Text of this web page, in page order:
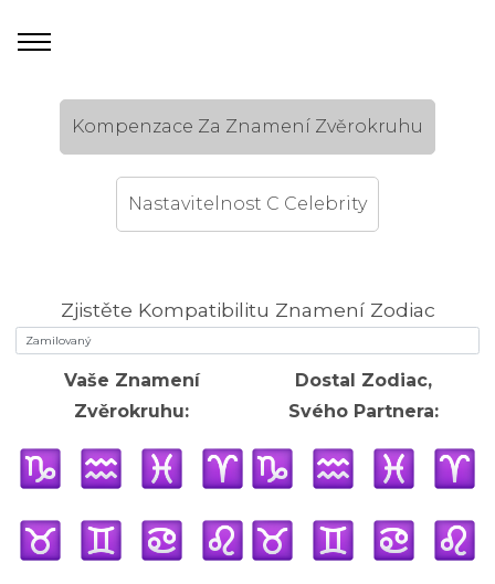
Kompenzace Za Znamení Zvěrokruhu
Nastavitelnost C Celebrity
Zjistěte Kompatibilitu Znamení Zodiac
Vaše Znamení
Zvěrokruhu:
Dostal Zodiac,
Svého Partnera: